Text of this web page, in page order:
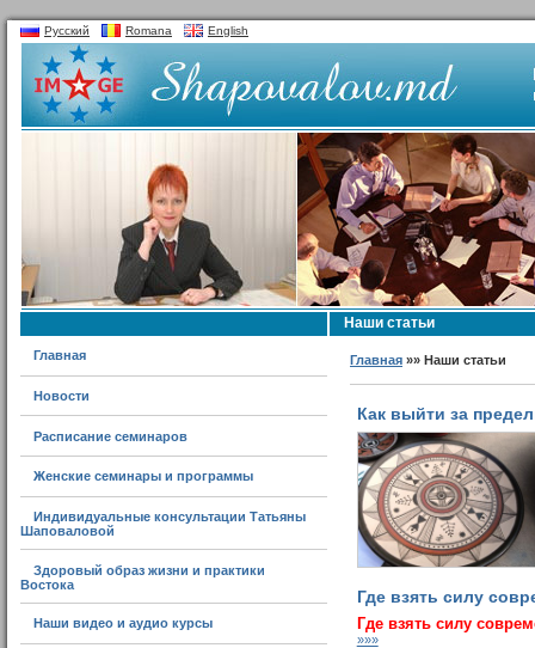
Русский Romana English
Главная
Новости
Расписание семинаров
Женские семинары и программы
Индивидуальные консультации Татьяны
Шаповаловой
Здоровый образ жизни и практики
Востока
Наши видео и аудио курсы
Наши статьи
Главная »» Наши статьи
Как выйти за
Где взять силу
Где взять силу
»»»